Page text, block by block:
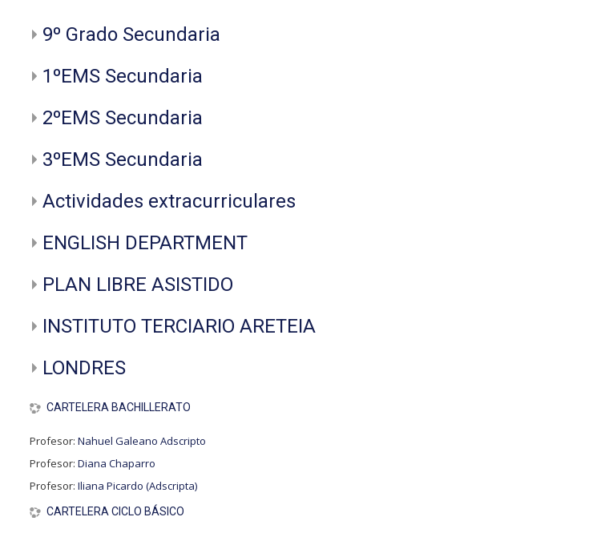
9º Grado Secundaria
1ºEMS Secundaria
2ºEMS Secundaria
3ºEMS Secundaria
Actividades extracurriculares
ENGLISH DEPARTMENT
PLAN LIBRE ASISTIDO
INSTITUTO TERCIARIO ARETEIA
LONDRES
CARTELERA BACHILLERATO
Profesor:Nahuel Galeano Adscripto
Profesor:Diana Chaparro
Profesor:Iliana Picardo (Adscripta)
CARTELERA CICLO BÁSICO